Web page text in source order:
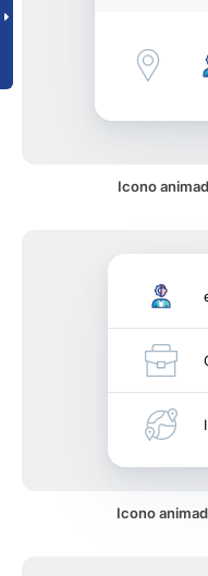
Icono
Icono